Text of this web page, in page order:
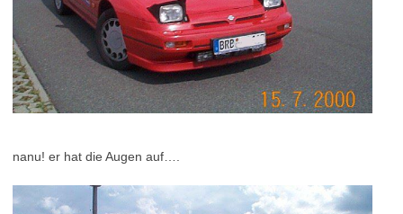
nanu! er hat die Augen auf….